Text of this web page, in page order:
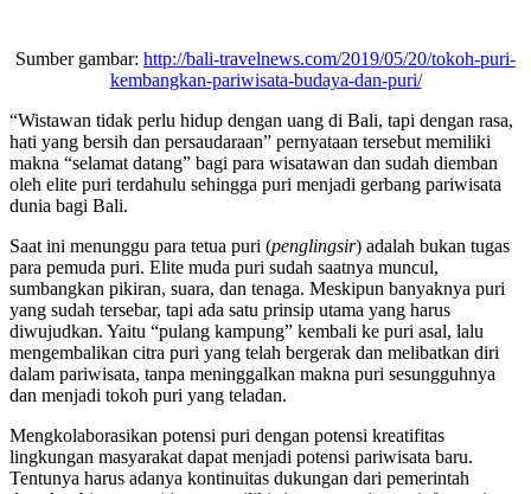
Sumber gambar: http://bali-travelnews.com/2019/05/20/tokoh-puri-
kembangkan-pariwisata-budaya-dan-puri/
“Wistawan tidak perlu hidup dengan uang di Bali, tapi dengan rasa,
hati yang bersih dan persaudaraan” pernyataan tersebut memiliki
makna “selamat datang” bagi para wisatawan dan sudah diemban
oleh elite puri terdahulu sehingga puri menjadi gerbang pariwisata
dunia bagi Bali.
Saat ini menunggu para tetua puri (penglingsir) adalah bukan tugas
para pemuda puri. Elite muda puri sudah saatnya muncul,
sumbangkan pikiran, suara, dan tenaga. Meskipun banyaknya puri
yang sudah tersebar, tapi ada satu prinsip utama yang harus
diwujudkan. Yaitu “pulang kampung” kembali ke puri asal, lalu
mengembalikan citra puri yang telah bergerak dan melibatkan diri
dalam pariwisata, tanpa meninggalkan makna puri sesungguhnya
dan menjadi tokoh puri yang teladan.
Mengkolaborasikan potensi puri dengan potensi kreatifitas
lingkungan masyarakat dapat menjadi potensi pariwisata baru.
Tentunya harus adanya kontinuitas dukungan dari pemerintah